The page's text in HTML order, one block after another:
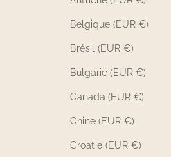
Belgique (EUR €)
Brésil (EUR €)
Bulgarie (EUR €)
Canada (EUR €)
Chine (EUR €)
Croatie (EUR €)